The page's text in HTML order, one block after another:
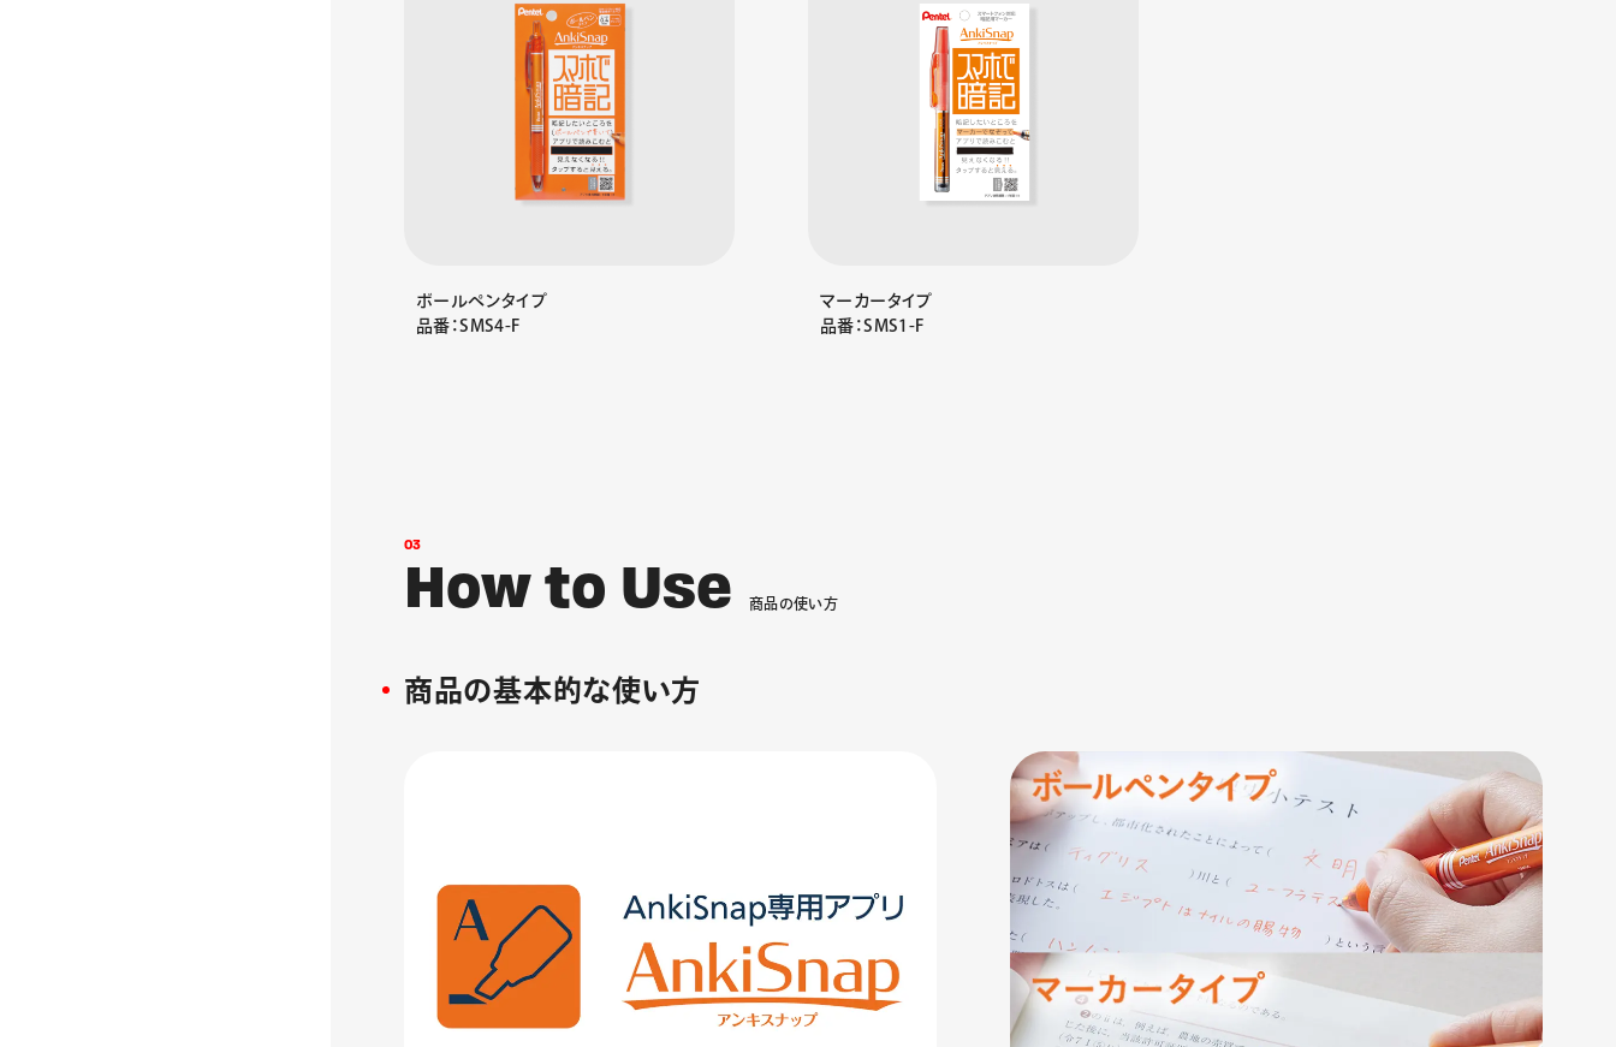
ボールペンタイプ
品番：SMS4-F
マーカータイプ
品番：SMS1-F
03
How to Use 商品の使い方
商品の基本的な使い方